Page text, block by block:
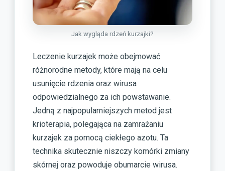
Jak wygląda rdzeń kurzajki?
Leczenie kurzajek może obejmować
różnorodne metody, które mają na celu
usunięcie rdzenia oraz wirusa
odpowiedzialnego za ich powstawanie.
Jedną z najpopularniejszych metod jest
krioterapia, polegająca na zamrażaniu
kurzajek za pomocą ciekłego azotu. Ta
technika skutecznie niszczy komórki zmiany
skórnej oraz powoduje obumarcie wirusa.